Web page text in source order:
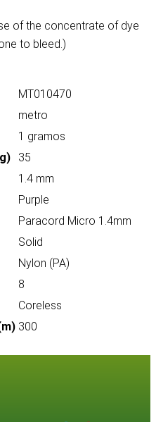
of the concentrate of dye
to bleed.)
MT010470
metro
1 gramos
35
1.4 mm
Purple
Paracord Micro 1.4mm
Solid
Nylon (PA)
8
Coreless
300